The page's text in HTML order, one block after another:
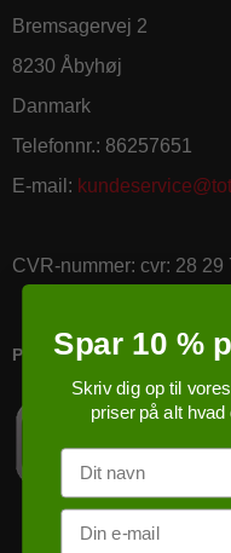
Bremsagervej 2
8230 Åbyhøj
Danmark
Telefonnr.: 86257651
E-mail :
CVR-nummer: cvr: 28 29
PRICERUNNER
Spar 10 %
Skriv dig op til
priser på alt
Navn
Email